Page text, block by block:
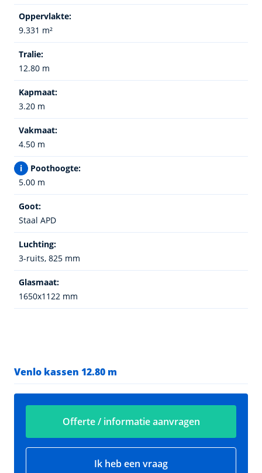
Oppervlakte:
9.331 m²
Tralie:
12.80 m
Kapmaat:
3.20 m
Vakmaat:
4.50 m
i
Poothoogte:
5.00 m
Goot:
Staal APD
Luchting:
3-ruits, 825 mm
Glasmaat:
1650x1122 mm
Venlo kassen 12.80 m
Offerte / informatie aanvragen
Ik heb een vraag